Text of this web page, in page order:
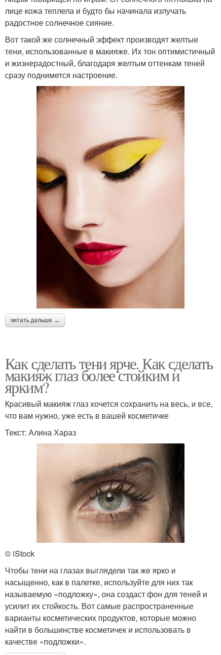
лице кожа теплела и будто бы начинала излучать
радостное солнечное сияние.
Вот такой же солнечный эффект производят желтые
тени, использованные в макияже. Их тон оптимистичный
и жизнерадостный, благодаря желтым оттенкам теней
сразу поднимется настроение.
читать дальше →
Как сделать тени ярче. Как сделать
макияж глаз более стойким и
ярким?
Красивый макияж глаз хочется сохранить на весь, и все,
что вам нужно, уже есть в вашей косметичке
Текст: Алина Хараз
© iStock
Чтобы тени на глазах выглядели так же ярко и
насыщенно, как в палетке, используйте для них так
называемую «подложку», она создаст фон для теней и
усилит их стойкость. Вот самые распространенные
варианты косметических продуктов, которые можно
найти в большинстве косметичек и использовать в
качестве «подложки».